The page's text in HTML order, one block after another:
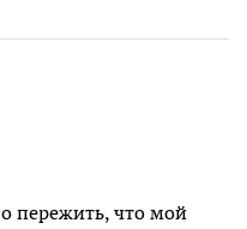
пережить, что мой